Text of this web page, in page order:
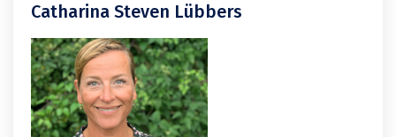
Catharina Steven Lübbers